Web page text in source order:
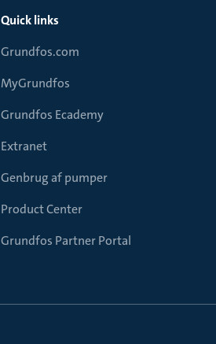
Quick links
Grundfos.com
MyGrundfos
Grundfos Ecademy
Extranet
Genbrug af pumper
Product Center
Grundfos Partner Portal